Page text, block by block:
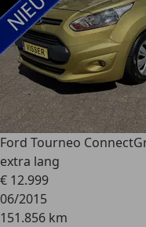
Ford Tourneo Connect
extra lang
€ 12.999
06/2015
151.856 km